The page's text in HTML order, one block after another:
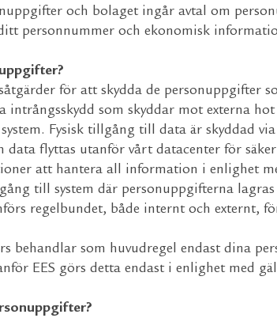
och bolaget ingår avtal om
personnummer och ekonomisk
för att skydda de personuppgifter
intrångsskydd som skyddar mot externa
Fysisk tillgång till data är skyddad
data flyttas utanför vårt datacenter för
att hantera all information i enlighet
till system där personuppgifterna
regelbundet, både internt och externt,
behandlar som huvudregel endast dina
EES görs detta endast i enlighet med